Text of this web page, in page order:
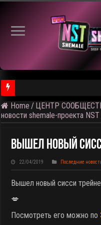
⚠️ Результаты
Home / ЦЕНТР
новости shemale-проекта NST
Вышел Новый
22/04/2019 Последние
Вышел новый сисси
💋
Посмотреть его можно по